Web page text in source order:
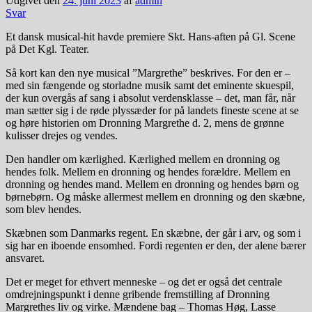
Svar
Et dansk musical-hit havde premiere Skt. Hans-aften på Gl. Scene
på Det Kgl. Teater.
Så kort kan den nye musical ”Margrethe” beskrives. For den er –
med sin fængende og storladne musik samt det eminente skuespil,
der kun overgås af sang i absolut verdensklasse – det, man får, når
man sætter sig i de røde plyssæder for på landets fineste scene at se
og høre historien om Dronning Margrethe d. 2, mens de grønne
kulisser drejes og vendes.
Den handler om kærlighed. Kærlighed mellem en dronning og
hendes folk. Mellem en dronning og hendes forældre. Mellem en
dronning og hendes mand. Mellem en dronning og hendes børn og
børnebørn. Og måske allermest mellem en dronning og den skæbne,
som blev hendes.
Skæbnen som Danmarks regent. En skæbne, der går i arv, og som i
sig har en iboende ensomhed. Fordi regenten er den, der alene bærer
ansvaret.
Det er meget for ethvert menneske – og det er også det centrale
omdrejningspunkt i denne gribende fremstilling af Dronning
Margrethes liv og virke. Mændene bag – Thomas Høg, Lasse